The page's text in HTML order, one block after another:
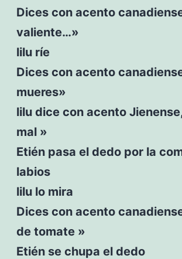
Dices con acento
valiente…»
lilu ríe
Dices con acento
mueres»
lilu dice con acento
mal »
Etién pasa el dedo por la
labios
lilu lo mira
Dices con acento
de tomate »
Etién se chupa el dedo